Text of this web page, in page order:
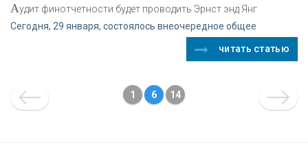
Аудит финотчетности будет проводить Эрнст энд Янг
Сегодня, 29 января, состоялось внеочередное общее
читать статью
1 6 14